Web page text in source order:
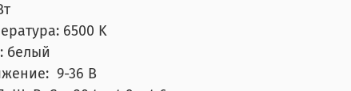
6500 K
белый
9-36 В